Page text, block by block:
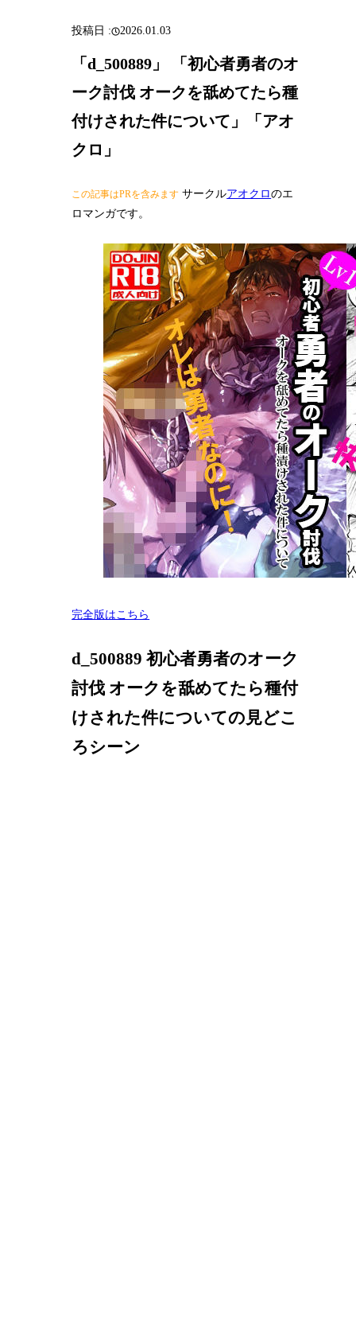
2026.01.03
「d_500889」 「初心者勇者のオ
ーク討伐 オークを舐めてたら種
付けされた件について」「アオ
クロ」
この記事はPRを含みます サークルアオクロのエ
ロマンガです。
完全版はこちら
d_500889 初心者勇者のオーク
討伐 オークを舐めてたら種付
けされた件についての見どこ
ろシーン